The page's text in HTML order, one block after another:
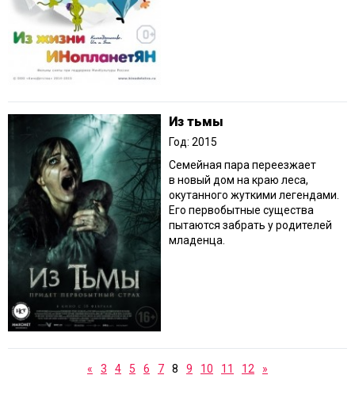
Из тьмы
Год: 2015
Семейная пара переезжает
в новый дом на краю леса,
окутанного жуткими легендами.
Его первобытные существа
пытаются забрать у родителей
младенца.
« 3 4 5 6 7 8 9 10 11 12 »